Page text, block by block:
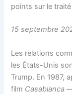
points sur le
15 septembre
Les relations
les États-Unis
Trump. En 1987,
film Casablanca